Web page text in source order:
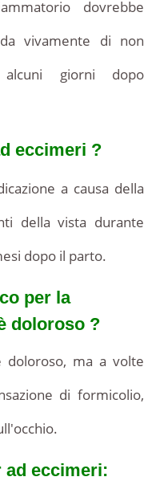
dovrebbe
vivamente di non
giorni dopo
eccimeri ?
a causa della
della vista durante
dopo il parto.
per la
doloroso ?
doloroso, ma a volte
di formicolio,
ad eccimeri: